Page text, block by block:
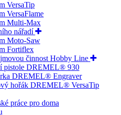
VersaTip
VersaFlame
Multi-Max
nářadí
Moto-Saw
Fortiflex
činnost Hobby Line
pistole DREMEL® 930
DREMEL® Engraver
hořák DREMEL® VersaTip
práce pro doma